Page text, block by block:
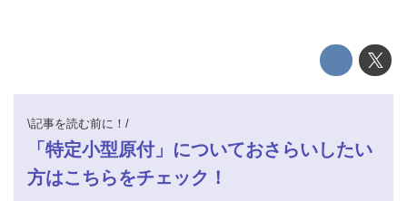
お問い合せ
\記事を読む前に！/
「特定小型原付」についておさらいしたい
方はこちらをチェック！